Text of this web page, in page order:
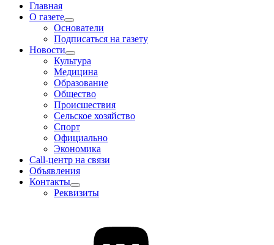
Главная
О газете
Основатели
Подписаться на газету
Новости
Культура
Медицина
Образование
Общество
Происшествия
Сельское хозяйство
Спорт
Официально
Экономика
Call-центр на связи
Объявления
Контакты
Реквизиты